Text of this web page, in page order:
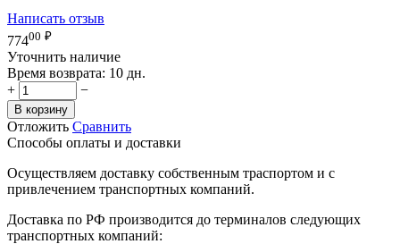
Написать отзыв
77400 ₽
Уточнить наличие
Время возврата: 10 дн.
+
−
В корзину
Отложить Сравнить
Способы оплаты и доставки
Осуществляем доставку собственным траспортом и с
привлечением транспортных компаний.
Доставка по РФ производится до терминалов следующих
транспортных компаний: